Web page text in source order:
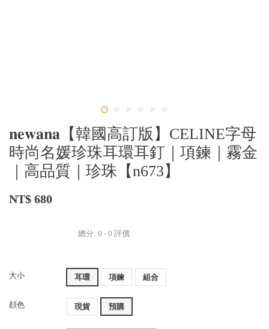
𝐧𝐞𝐰𝐚𝐧𝐚【韓國高訂版】CELINE字母
時尚名媛珍珠耳環耳釘｜項鍊｜霧金
｜高品質｜珍珠【n673】
NT$ 680
總分: 0 - 0 評價
大小 耳環 項鍊 組合
顔色 現貨 預購